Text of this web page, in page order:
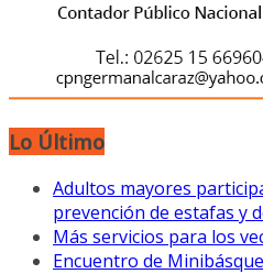
Lo Último
Adultos mayores
prevención de estafas y
Más servicios para los
Encuentro de